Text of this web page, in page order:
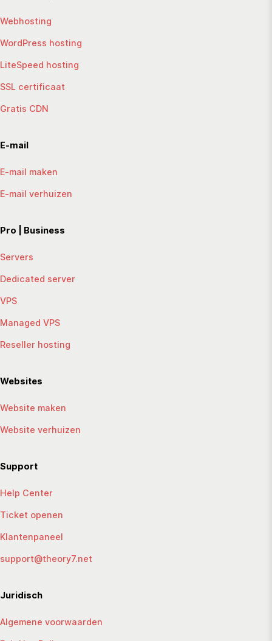
Webhosting
WordPress hosting
LiteSpeed hosting
SSL certificaat
Gratis CDN
E-mail
E-mail maken
E-mail verhuizen
Pro | Business
Servers
Dedicated server
VPS
Managed VPS
Reseller hosting
Websites
Website maken
Website verhuizen
Support
Help Center
Ticket openen
Klantenpaneel
support@theory7.net
Juridisch
Algemene voorwaarden